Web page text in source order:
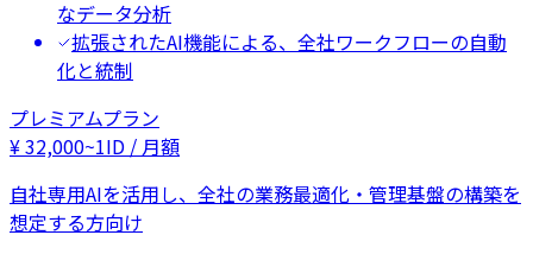
なデータ分析
拡張されたAI機能による、全社ワークフローの自動
化と統制
プレミアムプラン
¥32,000~1ID / 月額
自社専用AIを活用し、全社の業務最適化・管理基盤の構築を
想定する方向け